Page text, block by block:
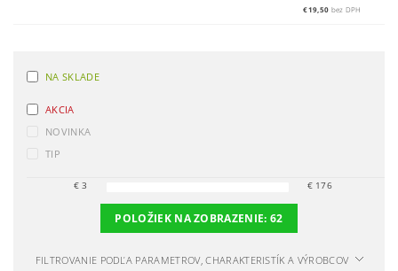
€19,50 bez DPH
NA SKLADE
AKCIA
NOVINKA
TIP
€3 € 176
POLOŽIEK NA ZOBRAZENIE:62
FILTROVANIE PODĽA PARAMETROV, CHARAKTERISTÍK A VÝROBCOV